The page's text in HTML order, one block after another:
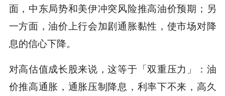
面，中东局势和美伊冲突风险推高油价预期；另
一方面，油价上行会加剧通胀黏性，使市场对降
息的信心下降。
对高估值成长股来说，这等于「双重压力」：油
价推高通胀，通胀压制降息，利率下不来，高久